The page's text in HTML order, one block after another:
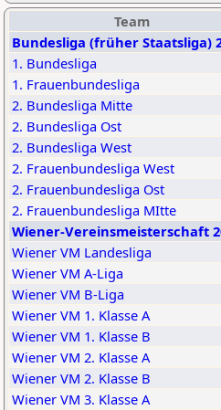
Team
Bundesliga (früher Staatsliga)
1. Bundesliga
1. Frauenbundesliga
2. Bundesliga Mitte
2. Bundesliga Ost
2. Bundesliga West
2. Frauenbundesliga West
2. Frauenbundesliga Ost
2. Frauenbundesliga MItte
Wiener-Vereinsmeisterschaft
Wiener VM Landesliga
Wiener VM A-Liga
Wiener VM B-Liga
Wiener VM 1. Klasse A
Wiener VM 1. Klasse B
Wiener VM 2. Klasse A
Wiener VM 2. Klasse B
Wiener VM 3. Klasse A